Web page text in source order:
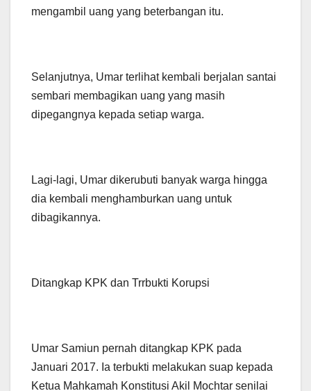
mengambil uang yang beterbangan itu.
Selanjutnya, Umar terlihat kembali berjalan santai
sembari membagikan uang yang masih
dipegangnya kepada setiap warga.
Lagi-lagi, Umar dikerubuti banyak warga hingga
dia kembali menghamburkan uang untuk
dibagikannya.
Ditangkap KPK dan Trrbukti Korupsi
Umar Samiun pernah ditangkap KPK pada
Januari 2017. Ia terbukti melakukan suap kepada
Ketua Mahkamah Konstitusi Akil Mochtar senilai